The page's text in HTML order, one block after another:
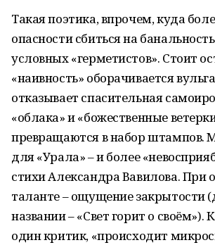
Такая поэтика, впрочем, куда
опасности сбиться на
условных «герметистов». Стоит
«наивность» оборачивается
отказывает спасительная
«облака» и «божественные
превращаются в набор штампов.
для «Урала» – и более
стихи Александра Вавилова. При
таланте – ощущение закрытости
названии – «Свет горит о своём»).
один критик, «происходит